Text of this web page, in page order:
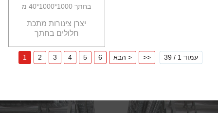
יצרן צינורות מתכת
חלולים בחתך
1 2 3 4 5 6 הבא > >> עמוד 1 / 39